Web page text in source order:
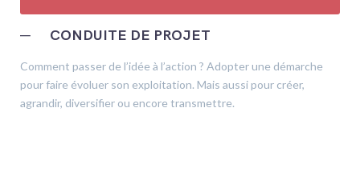
─ CONDUITE DE PROJET
Comment passer de l’idée à l’action ? Adopter une démarche
pour faire évoluer son exploitation. Mais aussi pour créer,
agrandir, diversifier ou encore transmettre.